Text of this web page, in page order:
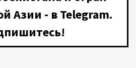
Азии - в Telegram.